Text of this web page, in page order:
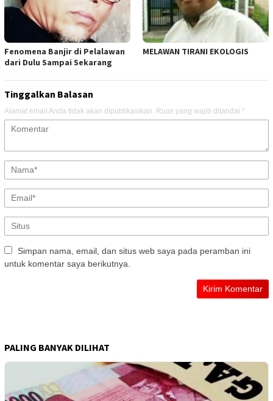
Fenomena Banjir di Pelalawan
dari Dulu Sampai Sekarang
MELAWAN TIRANI EKOLOGIS
Tinggalkan Balasan
Alamat email Anda tidak akan dipublikasikan. Ruas yang wajib ditandai *
Simpan nama, email, dan situs web saya pada peramban ini
untuk komentar saya berikutnya.
PALING BANYAK DILIHAT